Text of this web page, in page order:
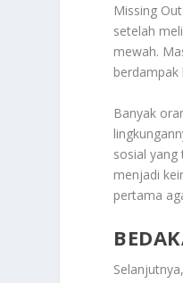
Missing
setelah
mewah.
berdampak
Banyak
sosial
menjadi
pertama